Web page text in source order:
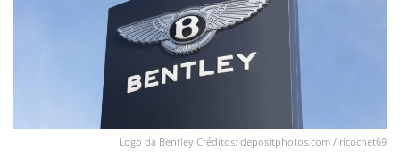
Logo da Bentley Créditos: depositphotos.com / ricochet69